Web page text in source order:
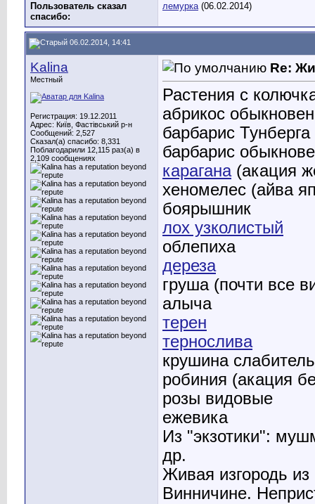
Пользователь сказал
cпасибо:
лемурка(06.02.2014)
06.02.2014, 14:41
Kalina
Местный
Регистрация: 19.12.2011
Адрес: Київ, Фастівський р-н
Сообщений: 2,527
Сказал(а) спасибо: 8,331
Поблагодарили 12,115 раз(а) в
2,109 сообщениях
Re:
Растения с
абрикос
барбарис Тунберга
барбарис
карагана(акация
хеномелес (айва
боярышник
лох узколистый
облепиха
дереза
груша (почти все
алыча
терен
тернослива
крушина
робиния (акация
розы видовые
ежевика
Из "экзотики":
др.
Живая изгородь
Винничине.